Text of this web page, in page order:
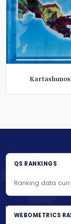
QS RANKINGS
Ranking data
WEBOMETRICS